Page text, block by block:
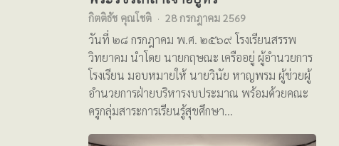
กิตติธัช คุณโชติ 28 กรกฎาคม 2569
วันที่ ๒๘ กรกฎาคม พ.ศ. ๒๕๖๙ โรงเรียนสรรพ
วิทยาคม นำโดย นายกฤษณะ เครืออยู่ ผู้อำนวยการ
โรงเรียน มอบหมายให้ นายวินัย หาญพรม ผู้ช่วยผู้
อำนวยการฝ่ายบริหารงบประมาณ พร้อมด้วยคณะ
ครูกลุ่มสาระการเรียนรู้สุขศึกษา…